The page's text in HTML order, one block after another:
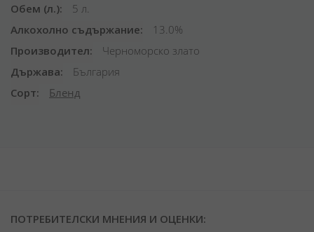
Обем (л.)
5 л.
Алкохолно съдържание
13.0%
Производител
Черноморско злато
Държава
България
Сорт
Бленд
ПОТРЕБИТЕЛСКИ МНЕНИЯ И ОЦЕНКИ: